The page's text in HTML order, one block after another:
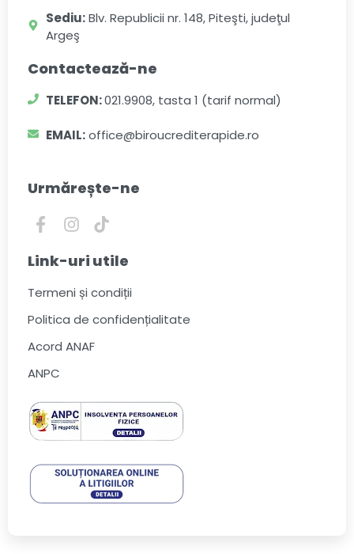
Sediu:Blv. Republicii nr. 148, Piteşti, judeţul
Argeş
Contactează-ne
TELEFON:021.9908, tasta 1 (tarif normal)
EMAIL:office@biroucrediterapide.ro
Urmărește-ne
Link-uri utile
Termeni și condiții
Politica de confidențialitate
Acord ANAF
ANPC